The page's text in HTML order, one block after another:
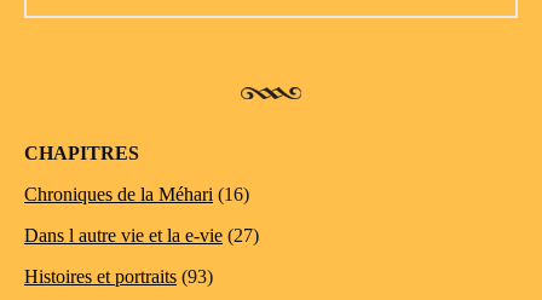
CHAPITRES
Chroniques de la Méhari (16)
Dans l autre vie et la e-vie (27)
Histoires et portraits (93)